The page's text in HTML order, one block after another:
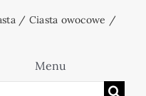
/ Ciasta owocowe /
Menu